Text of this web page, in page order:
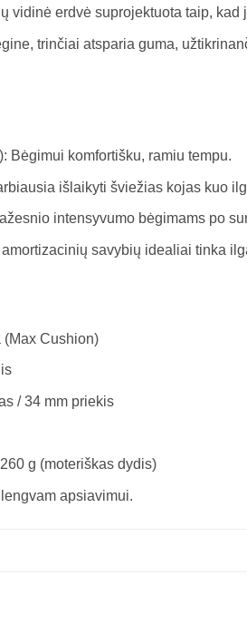
vidinė erdvė suprojektuota taip,
trinčiai atsparia guma,
Bėgimui komfortišku, ramiu tempu.
išlaikyti šviežias kojas kuo
intensyvumo bėgimams po
savybių idealiai tinka
(Max Cushion)
/ 34 mm priekis
g (moteriškas dydis)
apsiavimui.